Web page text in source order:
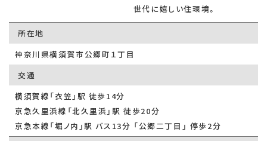
世代に嬉しい住環境。
所在地
神奈川県横須賀市公郷町１丁目
交通
横須賀線「衣笠」駅 徒歩14分
京急久里浜線「北久里浜」駅 徒歩20分
京急本線「堀ノ内」駅 バス13分 「公郷二丁目」 停歩2分